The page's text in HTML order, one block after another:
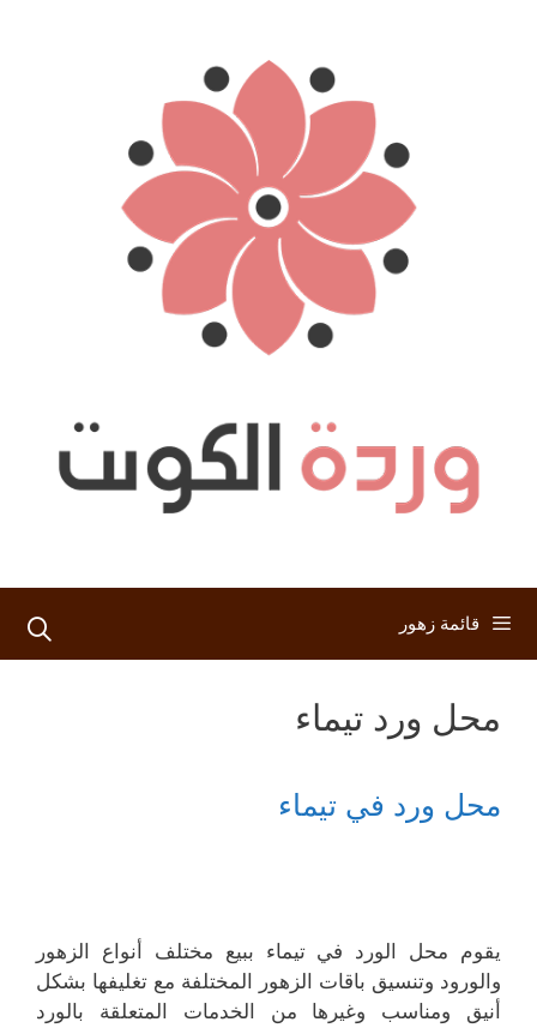
قائمة زهور
محل ورد تيماء
محل ورد في تيماء
يقوم محل الورد في تيماء ببيع مختلف أنواع الزهور
والورود وتنسيق باقات الزهور المختلفة مع تغليفها بشكل
أنيق ومناسب وغيرها من الخدمات المتعلقة بالورد